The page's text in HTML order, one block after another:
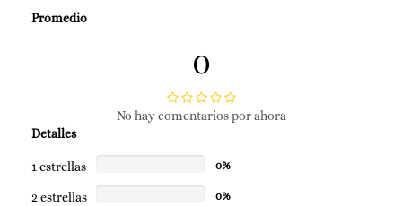
Promedio
0
No hay comentarios por ahora
Detalles
1 estrellas 0%
2 estrellas 0%